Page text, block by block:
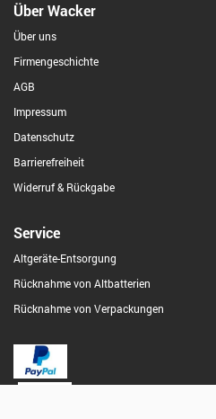
Über Wacker
Über uns
Firmengeschichte
AGB
Impressum
Datenschutz
Barrierefreiheit
Widerruf & Rückgabe
Service
Altgeräte-Entsorgung
Rücknahme von Altbatterien
Rücknahme von Verpackungen